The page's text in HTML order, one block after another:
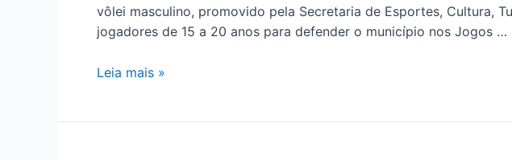
vôlei masculino, promovido pela Secretaria de Esportes, Cultura,
jogadores de 15 a 20 anos para defender o município nos Jogos …
Leia mais »